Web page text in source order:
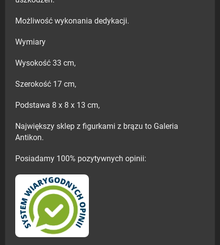
Możliwość wykonania dedykacji.
Wymiary
Wysokość 33 cm,
Szerokość 17 cm,
Podstawa 8 x 8 x 13 cm,
Największy sklep z figurkami z brązu to Galeria
Antikon.
Posiadamy 100% pozytywnych opinii: